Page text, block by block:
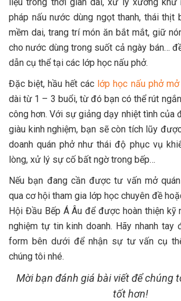
liệu trong thời gian dài, xử lý xương khử
pháp nấu nước dùng ngọt thanh, thái thịt
mềm dai, trang trí món ăn bắt mắt, giữ
cho nước dùng trong suốt cả ngày bán…
dẫn cụ thể tại các lớp học nấu phở.
Đặc biệt, hầu hết các lớp học nấu phở mở
dài từ 1 – 3 buổi, từ đó bạn có thể rút
công hơn. Với sự giảng dạy nhiệt tình của
giàu kinh nghiệm, bạn sẽ còn tích lũy
doanh quán phở như thái độ phục vụ
lòng, xử lý sự cố bất ngờ trong bếp…
Nếu bạn đang cần được tư vấn mở
qua cơ hội tham gia lớp học chuyên đề
Hội Đầu Bếp Á Âu để được hoàn thiện kỹ
nghiệm tự tin kinh doanh. Hãy nhanh tay
form bên dưới để nhận sự tư vấn cụ
chúng tôi nhé.
Mời bạn đánh giá bài viết để chúng
tốt hơn!